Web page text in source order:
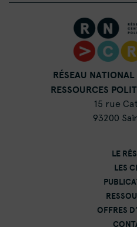
RÉSEAU
RESSOURCES
15 rue
93200
LE
LES
OFFRES